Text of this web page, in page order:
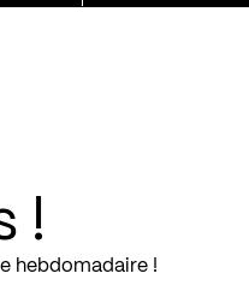
!
hebdomadaire !